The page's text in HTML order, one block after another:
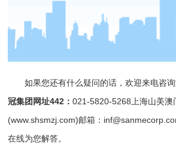
如果您还有什么疑问的话，欢迎来电咨询
冠集团网址442 ：021-5820-5268上海山美澳
(www.shsmzj.com)邮箱：
在线为您解答。